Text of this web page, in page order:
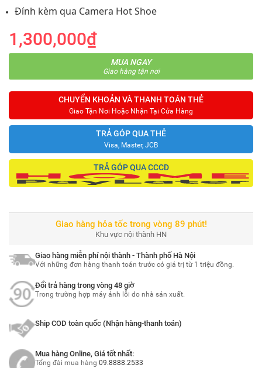
Đính kèm qua Camera Hot Shoe
1,300,000₫
MUA NGAY
Giao hàng tận nơi
CHUYỂN KHOẢN VÀ THANH TOÁN THẺ
Giao Tận Nơi Hoặc Nhận Tại Cửa Hàng
TRẢ GÓP QUA THẺ
Visa, Master, JCB
TRẢ GÓP QUA CCCD
Giao hàng hỏa tốc trong vòng 89 phút!
Khu vực nội thành HN
Giao hàng miễn phí nội thành - Thành phố Hà Nội
Với những đơn hàng thanh toán trước có giá trị từ 1 triệu đồng.
Đổi trả hàng trong vòng 48 giờ
Trong trường hợp máy ảnh lỗi do nhà sản xuất.
Ship COD toàn quốc (Nhận hàng-thanh toán)
Mua hàng Online, Giá tốt nhất:
Tổng đài mua hàng 09.8888.2533